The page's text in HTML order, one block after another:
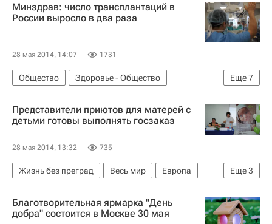
Минздрав: число трансплантаций в
России выросло в два раза
28 мая 2014, 14:07 1731
Еще7
Общество
Здоровье - Общество
Жизнь без преград
Весь мир
Европа
Татьяна Яковлева
Министерство здравоохранения РФ (Минздрав России)
Здоровье
Россия
Представители приютов для матерей с
детьми готовы выполнять госзаказ
28 мая 2014, 13:32 735
Еще3
Жизнь без преград Весь мир
Европа
Волонтеры в помощь детям-сиротам (фонд)
Здоровье
Россия
Благотворительная ярмарка "День
добра" состоится в Москве 30 мая